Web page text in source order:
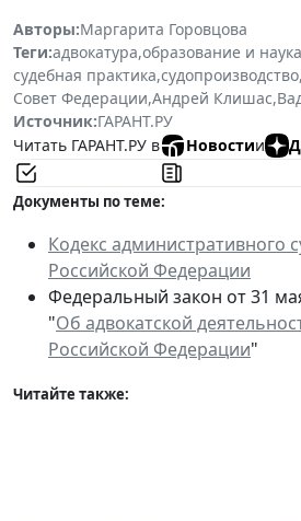
Авторы:Маргарита Горовцова
Теги:адвокатура,образование и наука
судебная практика,судопроизводство,
Совет Федерации,Андрей Клишас,
Источник:ГАРАНТ.РУ
Читать ГАРАНТ.РУ в
Новостии
Документы по теме:
Кодекс административного
Российской Федерации
Федеральный закон от 31
"Об адвокатской
Российской Федерации"
Читайте также: